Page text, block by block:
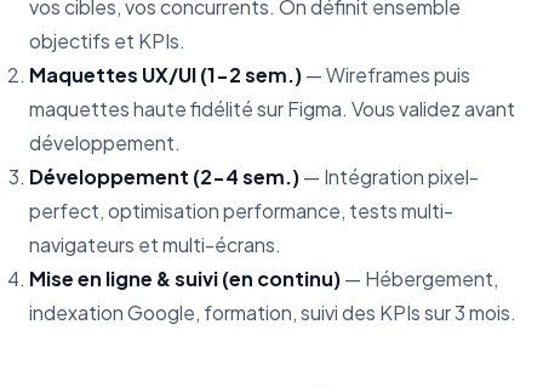
vos cibles, vos concurrents. On définit ensemble
objectifs et KPIs.
Maquettes UX/UI (1-2 sem.)— Wireframes puis
maquettes haute fidélité sur Figma. Vous validez avant
développement.
Développement (2-4 sem.)— Intégration pixel-
perfect, optimisation performance, tests multi-
navigateurs et multi-écrans.
Mise en ligne & suivi (en continu)— Hébergement,
indexation Google, formation, suivi des KPIs sur 3 mois.